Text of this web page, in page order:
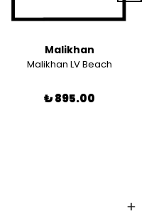
Malikhan
Malikhan LV Beach
₺ 895.00